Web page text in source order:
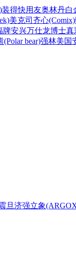
装得快用友奥林丹白
美克司 齐心(Comix)
牌安兴万仕龙博士真
(Polar bear)强林美国
旦济强立象